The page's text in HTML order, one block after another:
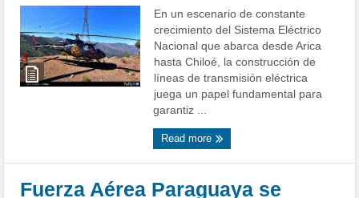
En un escenario de constante
crecimiento del Sistema Eléctrico
Nacional que abarca desde Arica
hasta Chiloé, la construcción de
líneas de transmisión eléctrica
juega un papel fundamental para
garantiz ...
Read more
Fuerza Aérea Paraguaya se